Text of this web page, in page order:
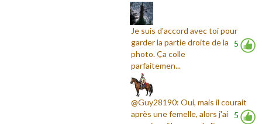
5
Je suis d'accord avec toi pour
garder la partie droite de la
photo. Ça colle
parfaitemen...
5
@Guy28190: Oui, mais il courait
après une femelle, alors j'ai